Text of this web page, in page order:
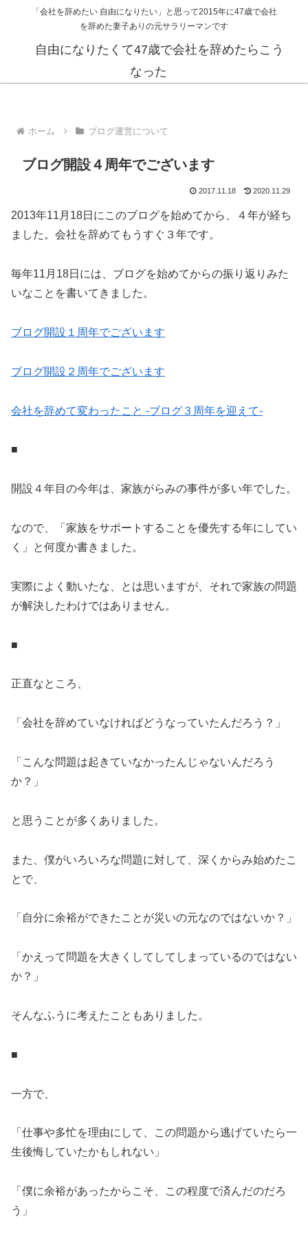
「会社を辞めたい 自由になりたい」と思って2015年に47歳で会社
を辞めた妻子ありの元サラリーマンです
自由になりたくて47歳で会社を辞めたらこう
なった
ホーム ブログ運営について
ブログ開設４周年でございます
2017.11.18 2020.11.29
2013年11月18日にこのブログを始めてから、４年が経ち
ました。会社を辞めてもうすぐ３年です。
毎年11月18日には、ブログを始めてからの振り返りみた
いなことを書いてきました。
ブログ開設１周年でございます
ブログ開設２周年でございます
会社を辞めて変わったこと -ブログ３周年を迎えて-
■
開設４年目の今年は、家族がらみの事件が多い年でした。
なので、「家族をサポートすることを優先する年にしてい
く」と何度か書きました。
実際によく動いたな、とは思いますが、それで家族の問題
が解決したわけではありません。
■
正直なところ、
「会社を辞めていなければどうなっていたんだろう？」
「こんな問題は起きていなかったんじゃないんだろう
か？」
と思うことが多くありました。
また、僕がいろいろな問題に対して、深くからみ始めたこ
とで、
「自分に余裕ができたことが災いの元なのではないか？」
「かえって問題を大きくしてしてしまっているのではない
か？」
そんなふうに考えたこともありました。
■
一方で、
「仕事や多忙を理由にして、この問題から逃げていたら一
生後悔していたかもしれない」
「僕に余裕があったからこそ、この程度で済んだのだろ
う」